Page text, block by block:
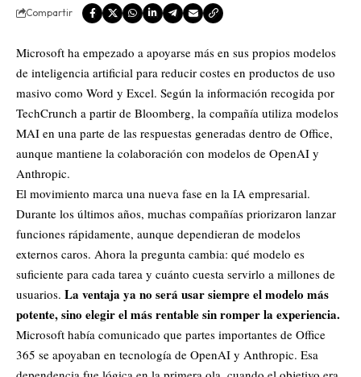
Compartir
Microsoft ha empezado a apoyarse más en sus propios modelos
de inteligencia artificial para reducir costes en productos de uso
masivo como Word y Excel. Según la información recogida por
TechCrunch a partir de Bloomberg, la compañía utiliza modelos
MAI en una parte de las respuestas generadas dentro de Office,
aunque mantiene la colaboración con modelos de OpenAI y
Anthropic.
El movimiento marca una nueva fase en la IA empresarial.
Durante los últimos años, muchas compañías priorizaron lanzar
funciones rápidamente, aunque dependieran de modelos
externos caros. Ahora la pregunta cambia: qué modelo es
suficiente para cada tarea y cuánto cuesta servirlo a millones de
usuarios. La ventaja ya no será usar siempre el modelo más
potente, sino elegir el más rentable sin romper la experiencia.
Microsoft había comunicado que partes importantes de Office
365 se apoyaban en tecnología de OpenAI y Anthropic. Esa